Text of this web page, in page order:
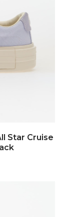
Star Cruise